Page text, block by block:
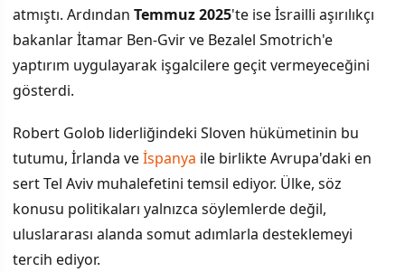
atmıştı. Ardından Temmuz 2025'te ise İsrailli aşırılıkçı
bakanlar İtamar Ben-Gvir ve Bezalel Smotrich'e
yaptırım uygulayarak işgalcilere geçit vermeyeceğini
gösterdi.
Robert Golob liderliğindeki Sloven hükümetinin bu
tutumu, İrlanda veİspanya ile birlikte Avrupa'daki en
sert Tel Aviv muhalefetini temsil ediyor. Ülke, söz
konusu politikaları yalnızca söylemlerde değil,
uluslararası alanda somut adımlarla desteklemeyi
tercih ediyor.